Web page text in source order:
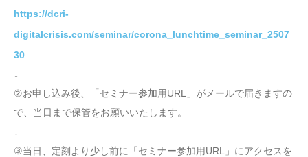
https://dcri-
digitalcrisis.com/seminar/corona_lunchtime_seminar_2507
30
↓
②お申し込み後、「セミナー参加用URL」がメールで届きますの
で、当日まで保管をお願いいたします。
↓
③当日、定刻より少し前に「セミナー参加用URL」にアクセスを